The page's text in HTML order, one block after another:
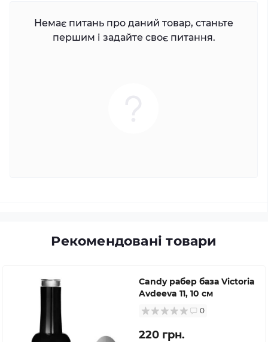
Немає питань про даний товар, станьте
першим і задайте своє питання.
Рекомендовані товари
Candy рабер база Victoria
Avdeeva 11, 10 см
0
220 грн.